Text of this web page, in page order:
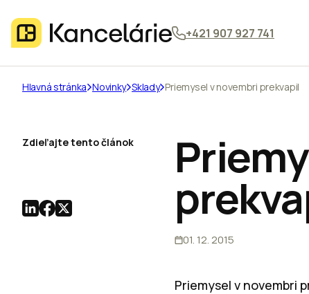
+421 907 927 741
Hlavná stránka Novinky Sklady Priemysel v novembri prekvapil
01. 12. 2015
Priemysel v novembri
Zdieľajte tento článok